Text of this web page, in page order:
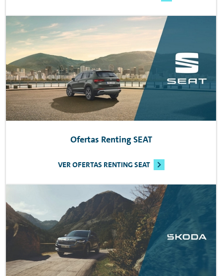
Ofertas RentingSEAT
VER OFERTAS RENTING SEAT